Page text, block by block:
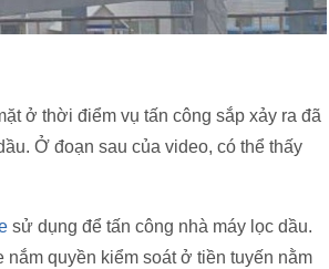
ở thời điểm vụ tấn công sắp xảy ra đã
Ở đoạn sau của video, có thể thấy
sử dụng để tấn công nhà máy lọc dầu.
quyền kiểm soát ở tiền tuyến nằm